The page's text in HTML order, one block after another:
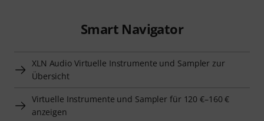
Smart Navigator
XLN Audio Virtuelle Instrumente und Sampler zur
Übersicht
Virtuelle Instrumente und Sampler für 120 €–160 €
anzeigen